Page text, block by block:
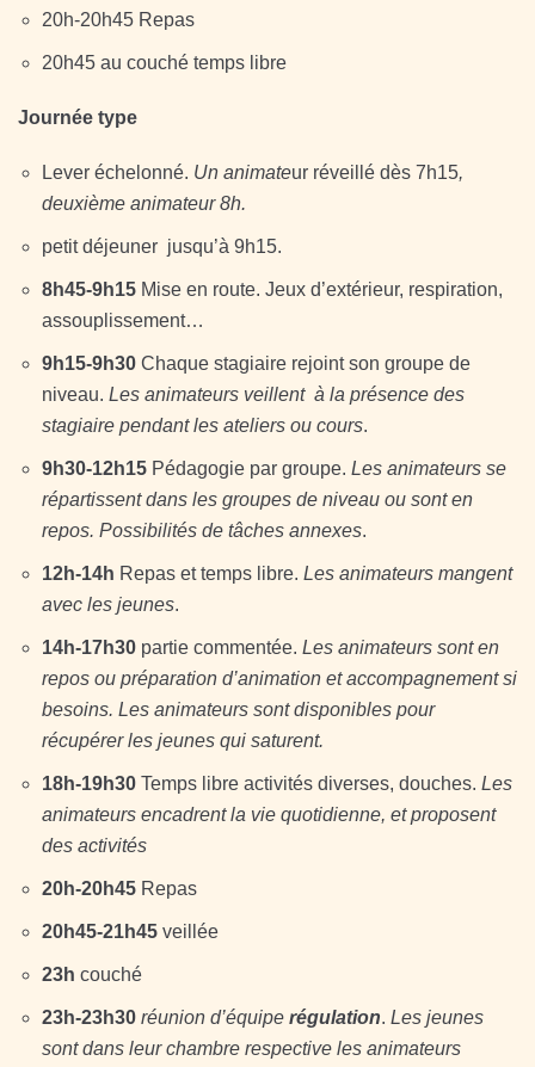
20h-20h45 Repas
20h45 au couché temps libre
Journée type
Lever échelonné. Un animateur réveillé dès 7h15,
deuxième animateur 8h.
petit déjeuner jusqu’à 9h15.
8h45-9h15 Mise en route. Jeux d’extérieur, respiration,
assouplissement…
9h15-9h30 Chaque stagiaire rejoint son groupe de
niveau. Les animateurs veillent à la présence des
stagiaire pendant les ateliers ou cours.
9h30-12h15 Pédagogie par groupe. Les animateurs se
répartissent dans les groupes de niveau ou sont en
repos. Possibilités de tâches annexes.
12h-14h Repas et temps libre. Les animateurs mangent
avec les jeunes.
14h-17h30 partie commentée. Les animateurs sont en
repos ou préparation d’animation et accompagnement si
besoins. Les animateurs sont disponibles pour
récupérer les jeunes qui saturent.
18h-19h30 Temps libre activités diverses, douches. Les
animateurs encadrent la vie quotidienne, et proposent
des activités
20h-20h45 Repas
20h45-21h45 veillée
23h couché
23h-23h30 réunion d’équipe régulation. Les jeunes
sont dans leur chambre respective les animateurs